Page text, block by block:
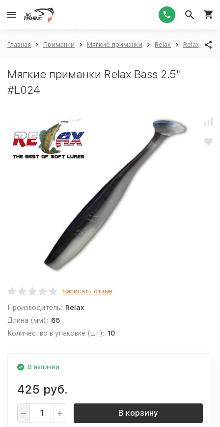
Главная Приманки Мягкие приманки Relax Relax Bass
Мягкие приманки Relax Bass 2.5''
#L024
Написать отзыв
Производитель: Relax
Длина (мм): 65
Количество в упаковке (шт): 10
В наличии
425 руб.
В корзину